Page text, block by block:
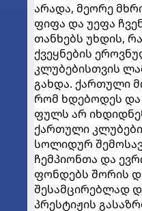
არადა, მეორე
ფიფა და უეფა
თანხებს უხდის,
ქვეყნების
კლუბებისთვის
გახდა. ქართული
რომ ხდებოდეს და
ფულს არ
ქართული
სოლიდურ
ჩემპიონთა და
ფონდებს შორის
შესამცირებლად
პრესტიჟის